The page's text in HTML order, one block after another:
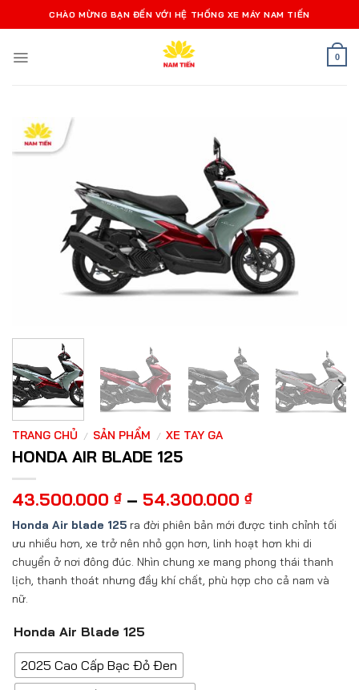
qua
dung
CHÀO MỪNG BẠN ĐẾN VỚI HỆ THỐNG XE MÁY NAM TIẾN
0
TRANG CHỦ / SẢN PHẨM / XE TAY GA
HONDA AIR BLADE 125
43.500.000 ₫ – 54.300.000 ₫Khoảng
từ
43.500.000
đến
54.300.000
Honda Air blade 125 ra đời phiên bản mới được tinh chỉnh tối
ưu nhiều hơn, xe trở nên nhỏ gọn hơn, linh hoạt hơn khi di
chuyển ở nơi đông đúc. Nhìn chung xe mang phong thái thanh
lịch, thanh thoát nhưng đầy khí chất, phù hợp cho cả nam và
nữ.
Honda Air Blade 125
2025 Cao Cấp Bạc Đỏ Đen